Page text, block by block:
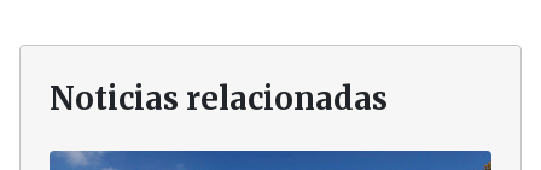
Noticias relacionadas